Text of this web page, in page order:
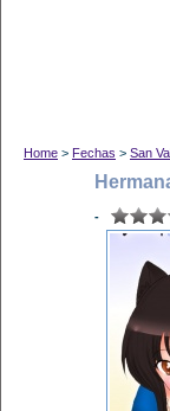
Home > Fechas > San
-